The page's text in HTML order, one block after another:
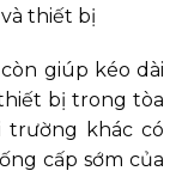
thiết bị
giúp kéo dài
bị trong tòa
trường khác có
cấp sớm của